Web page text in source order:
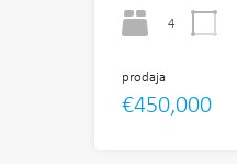
4
prodaja
€450,000